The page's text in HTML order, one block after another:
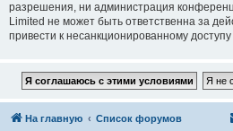
разрешения, ни администрация
Limited не может быть ответственна за
привести к несанкционированному доступу
На главную Список форумов